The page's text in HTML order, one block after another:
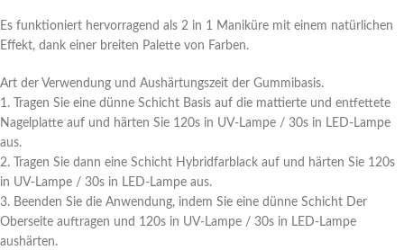
Es funktioniert hervorragend als 2 in 1 Maniküre mit einem natürlichen
Effekt, dank einer breiten Palette von Farben.
Art der Verwendung und Aushärtungszeit der Gummibasis.
1. Tragen Sie eine dünne Schicht Basis auf die mattierte und entfettete
Nagelplatte auf und härten Sie 120s in UV-Lampe / 30s in LED-Lampe
aus.
2. Tragen Sie dann eine Schicht Hybridfarblack auf und härten Sie 120s
in UV-Lampe / 30s in LED-Lampe aus.
3. Beenden Sie die Anwendung, indem Sie eine dünne Schicht Der
Oberseite auftragen und 120s in UV-Lampe / 30s in LED-Lampe
aushärten.